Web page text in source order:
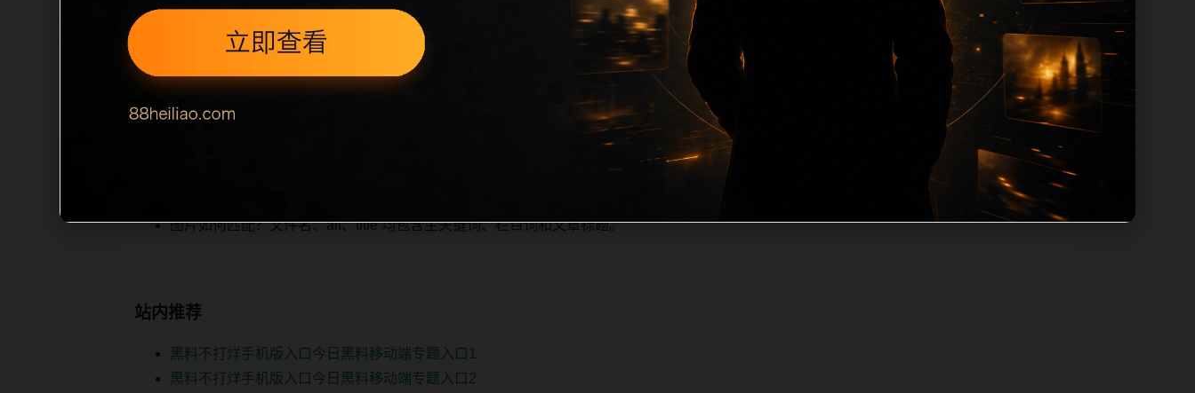
为本栏目的初始建设内容，主要用于补齐栏目深度、稳定内链结构，并为后续专题聚合提供可点击入口。如果后续发现页面缺图、标题过短、描述为
空或正文不足，将进入每日 SEO 检查清单自动修正。
明星黑料后续如何更新？按每日少量、主题相关、图片本地化的方式持续补充。
图片如何匹配？文件名、alt、title 均包含主关键词、栏目词和文章标题。
站内推荐
黑料不打烊手机版入口今日黑料移动端专题入口1
黑料不打烊手机版入口今日黑料移动端专题入口2